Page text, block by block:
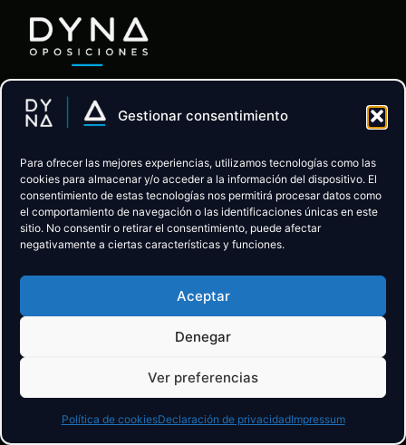
Gestionar consentimiento
Para ofrecer las mejores experiencias, utilizamos tecnologías como las
cookies para almacenar y/o acceder a la información del dispositivo. El
consentimiento de estas tecnologías nos permitirá procesar datos como
el comportamiento de navegación o las identificaciones únicas en este
sitio. No consentir o retirar el consentimiento, puede afectar
negativamente a ciertas características y funciones.
Aceptar
Denegar
Ver preferencias
Política de cookiesDeclaración de privacidadImpressum
Academia Online y Presencial
en Ponferrada · Preparación
para Castilla y León ·
Administración de Justicia
para toda España.
Inicio
Administración de Justicia